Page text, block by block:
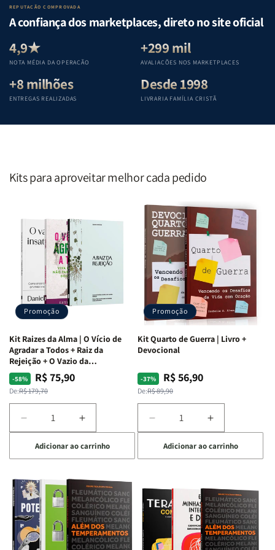
Lar
|
Equipe
Teológica
Penkal
|
Equipe
Penkal
|
Equipe
Teológica
Penkal
Equipe
REPUTAÇÃO COMPROVADA
A confiança dos marketplaces, direto no site oficial
4,9★
NOTA MÉDIA DA OPERAÇÃO
+299 mil
AVALIAÇÕES NOS MARKETPLACES
+8 milhões
ENTREGAS REALIZADAS
Desde 1998
LIVRARIA FAMÍLIA CRISTÃ
Kits para aproveitar melhor cada pedido
Promoção
Kit Raizes da Alma | O Vício de
Agradar a Todos + Raiz da
Rejeição + O Vazio da
Insatisfação.
-58%
Preço
normal
De:R$ 179,70
Preço
promocional
R$ 75,90
Diminuir
a
quantidade
de
Raizes
da
Alma
|
O
Aumentar
a
quantidade
de
Raizes
da
Alma
|
O
Adicionar ao carrinho
Promoção
Kit Quarto de Guerra | Livro +
Devocional
-37%
Preço
normal
De:R$ 89,90
Preço
promocional
R$ 56,90
Diminuir
a
quantidade
de
Quarto
de
Guerra
Livro
Aumentar
a
quantidade
de
Quarto
de
Guerra
|
Livro
Adicionar ao carrinho